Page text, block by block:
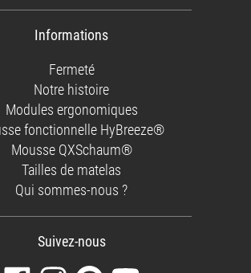
Informations
Fermeté
Notre histoire
Modules ergonomiques
fonctionnelle HyBreeze®
Mousse QXSchaum®
Tailles de matelas
Qui sommes-nous ?
Suivez-nous